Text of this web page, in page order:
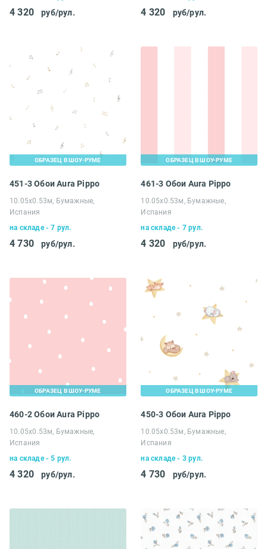
4 320 руб/рул. 4 320 руб/рул.
ОБРАЗЕЦ В ШОУ-РУМЕ
451-3 Обои Aura Pippo
10.05х0.53м, Бумажные,
Испания
на складе - 7 рул.
4 730 руб/рул.
ОБРАЗЕЦ В ШОУ-РУМЕ
461-3 Обои Aura Pippo
10.05х0.53м, Бумажные,
Испания
на складе - 7 рул.
4 320 руб/рул.
ОБРАЗЕЦ В ШОУ-РУМЕ
460-2 Обои Aura Pippo
10.05х0.53м, Бумажные,
Испания
на складе - 5 рул.
4 320 руб/рул.
ОБРАЗЕЦ В ШОУ-РУМЕ
450-3 Обои Aura Pippo
10.05х0.53м, Бумажные,
Испания
на складе - 3 рул.
4 730 руб/рул.